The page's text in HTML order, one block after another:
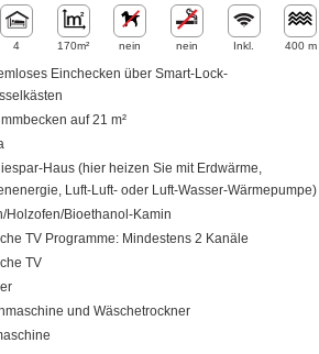
4 170m² nein nein Inkl. 400 m
Einchecken über Smart-Lock-
auf 21 m²
Haus (hier heizen Sie mit Erdwärme,
Luft-Luft- oder Luft-Wasser-Wärmepumpe)
Holzofen/Bioethanol-Kamin
TV Programme: Mindestens 2 Kanäle
TV
und Wäschetrockner